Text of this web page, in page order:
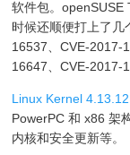
软件包。openSUSE
时候还顺便打上了
16537、CVE-2017-
16647、CVE-2017-
Linux Kernel 4.13.12
PowerPC 和 x86 架
内核和安全更新等。